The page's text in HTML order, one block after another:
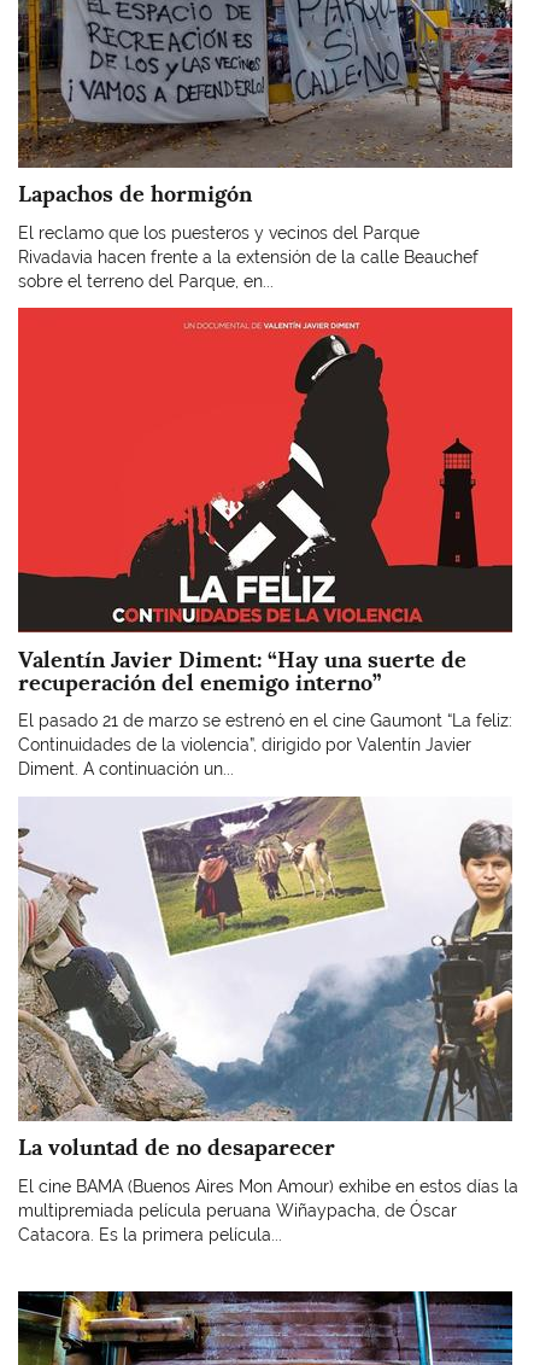
Lapachos de hormigón
El reclamo que los puesteros y vecinos del Parque
Rivadavia hacen frente a la extensión de la calle Beauchef
sobre el terreno del Parque, en...
Valentín Javier Diment: “Hay una suerte de
recuperación del enemigo interno”
El pasado 21 de marzo se estrenó en el cine Gaumont “La feliz:
Continuidades de la violencia”, dirigido por Valentín Javier
Diment. A continuación un...
La voluntad de no desaparecer
El cine BAMA (Buenos Aires Mon Amour) exhibe en estos días la
multipremiada película peruana Wiñaypacha, de Óscar
Catacora. Es la primera película...
Imagen